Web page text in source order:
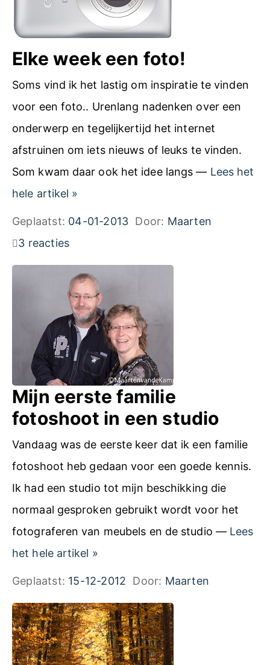
Elke week een foto!
Soms vind ik het lastig om inspiratie te vinden
voor een foto.. Urenlang nadenken over een
onderwerp en tegelijkertijd het internet
afstruinen om iets nieuws of leuks te vinden.
Som kwam daar ook het idee langs — Lees het
hele artikel E
l
w
e
e
k
e
e
»
Geplaatst: 04-01-2013 Door: Maarten
3 reacties
Mijn eerste familie
fotoshoot in een studio
Vandaag was de eerste keer dat ik een familie
fotoshoot heb gedaan voor een goede kennis.
Ik had een studio tot mijn beschikking die
normaal gesproken gebruikt wordt voor het
fotograferen van meubels en de studio — Lees
het hele artikel M
i
n
e
e
»
Geplaatst: 15-12-2012 Door: Maarten